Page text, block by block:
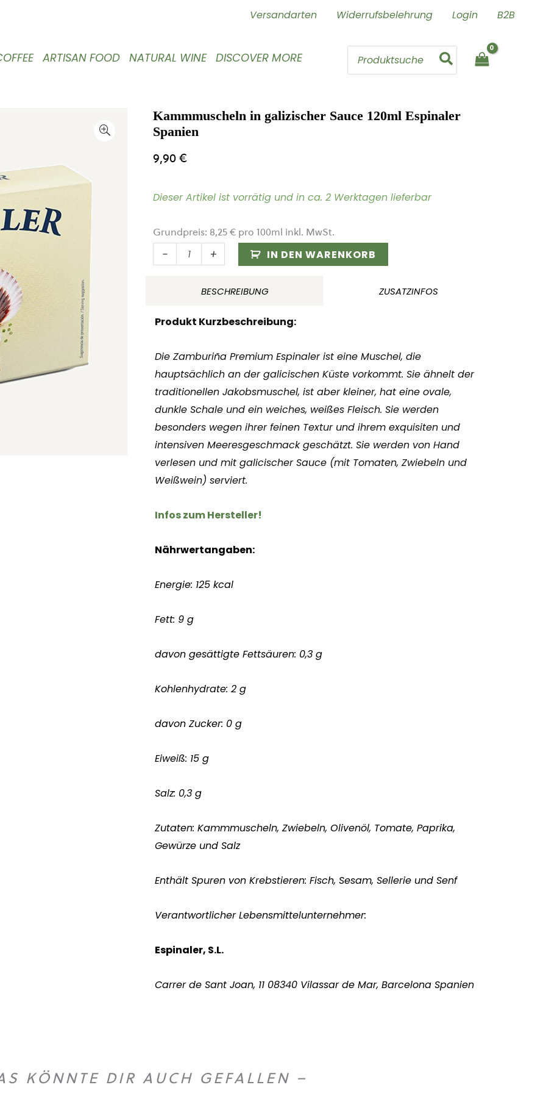
Versandarten Widerrufsbelehrung Login B2B
ARTISAN FOOD NATURAL WINE DISCOVER MORE
Search
Kammmuscheln in galizischer Sauce 120ml Espinaler
Spanien
9,90€
Dieser Artikel ist vorrätig und in ca. 2 Werktagen lieferbar
Grundpreis: 8,25€ pro 100ml inkl. MwSt.
-
Kammmuscheln
in
galizischer
120ml
Spanien
Menge
+ IN DEN WARENKORB
BESCHREIBUNG ZUSATZINFOS
Produkt Kurzbeschreibung:
Die Zamburiña Premium Espinaler ist eine Muschel, die
hauptsächlich an der galicischen Küste vorkommt. Sie ähnelt der
traditionellen Jakobsmuschel, ist aber kleiner, hat eine ovale,
dunkle Schale und ein weiches, weißes Fleisch. Sie werden
besonders wegen ihrer feinen Textur und ihrem exquisiten und
intensiven Meeresgeschmack geschätzt. Sie werden von Hand
verlesen und mit galicischer Sauce (mit Tomaten, Zwiebeln und
Weißwein) serviert.
Infos zum Hersteller!
Nährwertangaben:
Energie: 125 kcal
Fett: 9 g
davon gesättigte Fettsäuren: 0,3 g
Kohlenhydrate: 2 g
davon Zucker: 0 g
Eiweiß: 15 g
Salz: 0,3 g
Zutaten: Kammmuscheln, Zwiebeln, Olivenöl, Tomate, Paprika,
Gewürze und Salz
Enthält Spuren von Krebstieren: Fisch, Sesam, Sellerie und Senf
Verantwortlicher Lebensmittelunternehmer:
Espinaler, S.L.
Carrer de Sant Joan, 11 08340 Vilassar de Mar, Barcelona Spanien
KÖNNTE DIR AUCH GEFALLEN –